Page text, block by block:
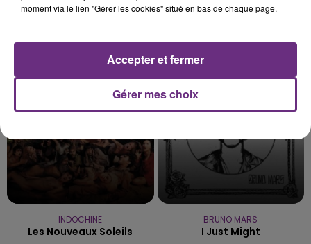
rémois. Le magasin JouéClub est contraint de
16h56
16h56
INDOCHINE
Les Nouveaux Soleils
16h53
16h53
BRUNO MARS
I Just Might
moment via le lien "Gérer les cookies" situé en bas de chaque page.
Gérer mes choix
Accepter et fermer